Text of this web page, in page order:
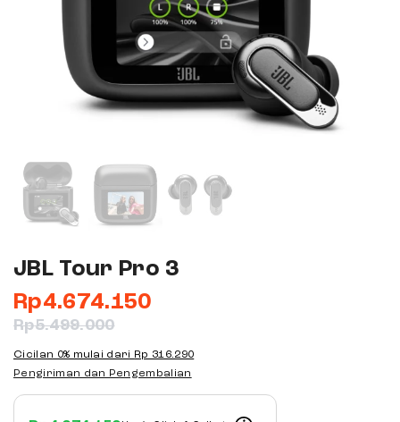
JBL Tour Pro 3
Rp4.674.150
Rp5.499.000
Cicilan 0% mulai dari Rp 316.290
Pengiriman dan Pengembalian